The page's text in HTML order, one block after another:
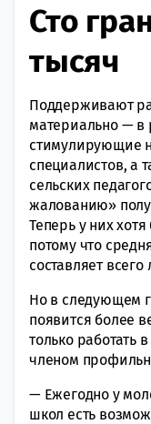
Сто
тысяч
Поддерживают
материально — в
стимулирующие
специалистов, а
сельских
жалованию»
Теперь у них
потому что
составляет
Но в следующем
появится более
только работать
членом
— Ежегодно у
школ есть